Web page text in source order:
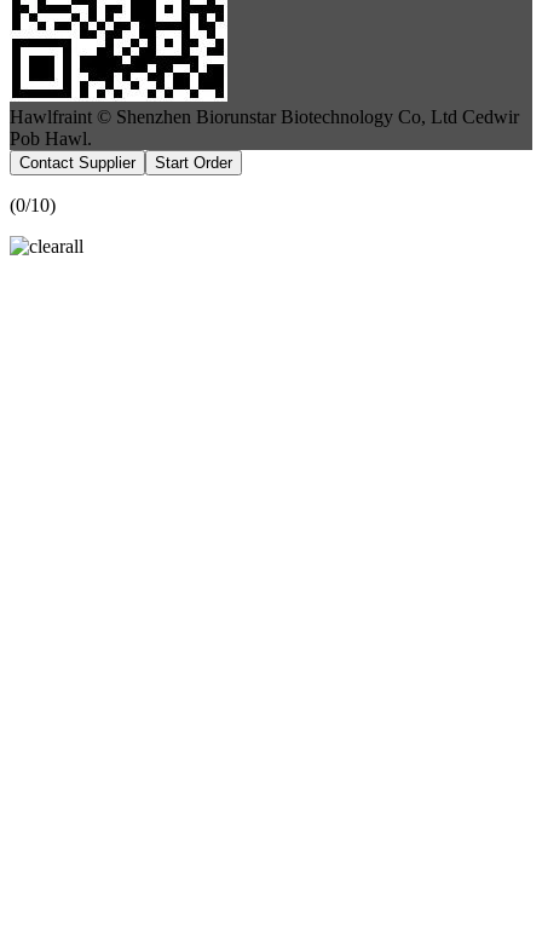
Hawlfraint © Shenzhen Biorunstar Biotechnology Co, Ltd Cedwir
Pob Hawl.
Contact Supplier Start Order
(0/10)